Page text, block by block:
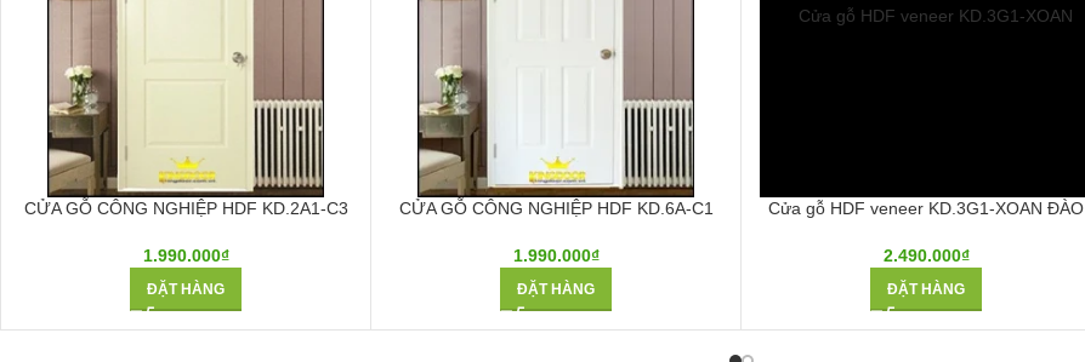
CỬA GỖ CÔNG NGHIỆP HDF KD.2A1-C3
1.990.000₫
ĐẶT HÀNG
CỬA GỖ CÔNG NGHIỆP HDF KD.6A-C1
1.990.000₫
ĐẶT HÀNG
Cửa gỗ HDF veneer KD.3G1-XOAN ĐÀO
2.490.000₫
ĐẶT HÀNG